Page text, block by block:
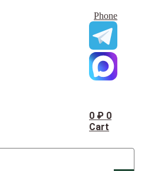
Phone
0 ₽ 0
Cart